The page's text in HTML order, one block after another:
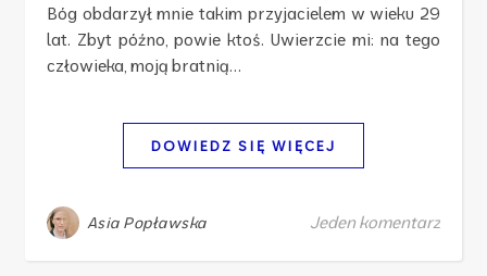
Bóg obdarzył mnie takim przyjacielem w wieku 29
lat. Zbyt późno, powie ktoś. Uwierzcie mi: na tego
człowieka, moją bratnią…
DOWIEDZ SIĘ WIĘCEJ
Asia Popławska Jeden komentarz